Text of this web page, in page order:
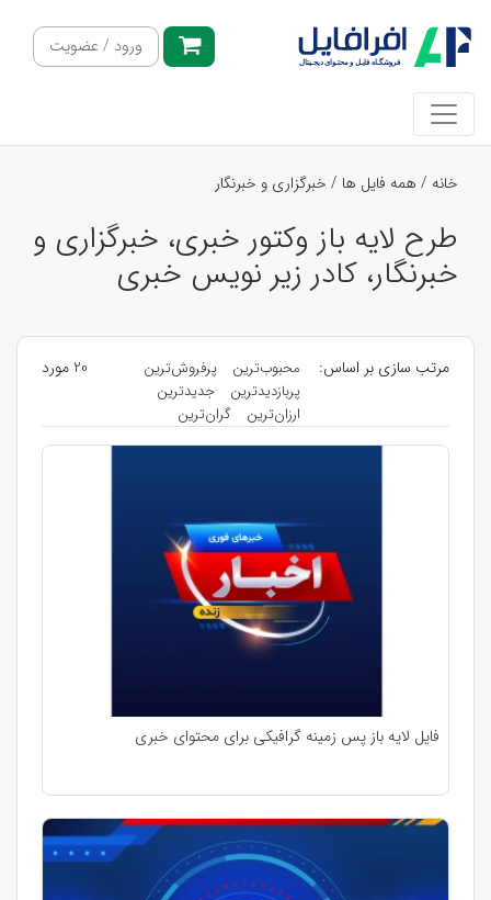
ورود / عضویت
خانه / همه فایل ها / خبرگزاری و خبرنگار
طرح لایه باز وکتور خبری، خبرگزاری و
خبرنگار، کادر زیر نویس خبری
مرتب سازی بر اساس: محبوب‌ترین
پرفروش‌ترین
پربازدیدترین
جدیدترین
ارزان‌ترین
گران‌ترین
20 مورد
فایل لایه باز پس زمینه گرافیکی برای محتوای خبری